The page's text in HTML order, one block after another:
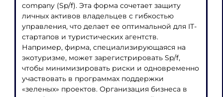
company (Sp/f). Эта форма сочетает защиту
личных активов владельцев с гибкостью
управления, что делает ее оптимальной для IT-
стартапов и туристических агентств.
Например, фирма, специализирующаяся на
экотуризме, может зарегистрировать Sp/f,
чтобы минимизировать риски и одновременно
участвовать в программах поддержки
«зеленых» проектов. Организация бизнеса в